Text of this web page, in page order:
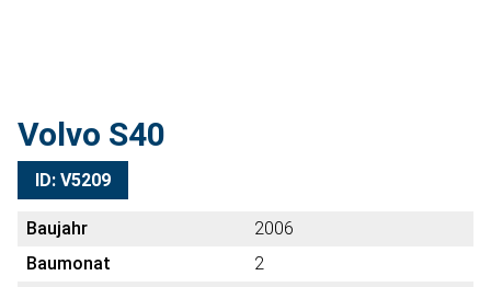
Volvo S40
ID: V5209
Baujahr
2006
Baumonat
2